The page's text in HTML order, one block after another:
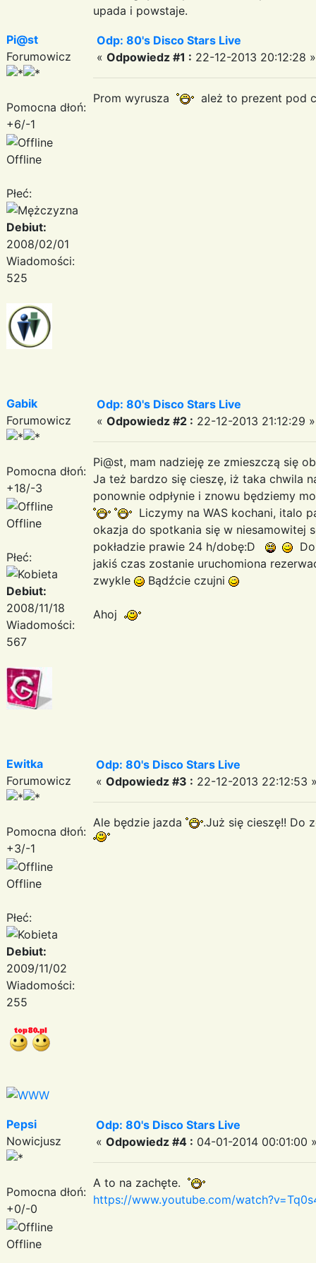
upada i powstaje.
Pi@st
Forumowicz
Pomocna dłoń:
+6/-1
Offline
Płeć:
Debiut:
2008/02/01
Wiadomości:
525
Odp: 80's Disco Stars Live
« Odpowiedz #1 : 22-12-2013 20:12:28 »
Prom wyrusza ależ to prezent pod
Gabik
Forumowicz
Pomocna dłoń:
+18/-3
Offline
Płeć:
Debiut:
2008/11/18
Wiadomości:
567
Odp: 80's Disco Stars Live
« Odpowiedz #2 : 22-12-2013 21:12:29 »
Pi@st, mam nadzieję ze zmieszczą się
Ja też bardzo się cieszę, iż taka chwila
ponownie odpłynie i znowu będziemy
Liczymy na WAS kochani, italo
okazja do spotkania się w niesamowitej
pokładzie prawie 24 h/dobę:D
jakiś czas zostanie uruchomiona
zwykle
Bądźcie czujni
Ahoj
Ewitka
Forumowicz
Pomocna dłoń:
+3/-1
Offline
Płeć:
Debiut:
2009/11/02
Wiadomości:
255
Odp: 80's Disco Stars Live
« Odpowiedz #3 : 22-12-2013 22:12:53
Ale będzie jazda .Już się cieszę!! Do
Pepsi
Nowicjusz
Pomocna dłoń:
+0/-0
Offline
Odp: 80's Disco Stars Live
« Odpowiedz #4 : 04-01-2014 00:01:00
A to na zachęte.
https://www.youtube.com/